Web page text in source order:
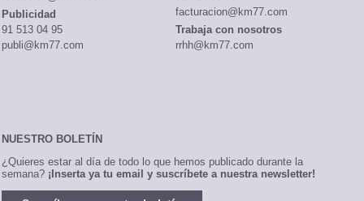
Publicidad
91 513 04 95
publi@km77.com
facturacion@km77.com
Trabaja con nosotros
rrhh@km77.com
NUESTRO BOLETÍN
¿Quieres estar al día de todo lo que hemos publicado durante la
semana? ¡Inserta ya tu email y suscríbete a nuestra newsletter!